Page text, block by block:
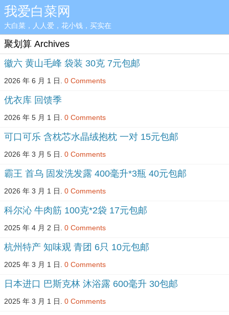
我爱白菜网
大白菜，人人爱，花小钱，买实在
聚划算 Archives
徽六 黄山毛峰 袋装 30克 7元包邮
2026 年 6 月 1 日. 0 Comments
优衣库 回馈季
2026 年 5 月 1 日. 0 Comments
可口可乐 含枕芯水晶绒抱枕 一对 15元包邮
2026 年 3 月 5 日. 0 Comments
霸王 首乌 固发洗发露 400毫升*3瓶 40元包邮
2026 年 3 月 1 日. 0 Comments
科尔沁 牛肉筋 100克*2袋 17元包邮
2025 年 4 月 2 日. 0 Comments
杭州特产 知味观 青团 6只 10元包邮
2025 年 3 月 1 日. 0 Comments
日本进口 巴斯克林 沐浴露 600毫升 30包邮
2025 年 3 月 1 日. 0 Comments